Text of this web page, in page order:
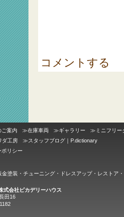
コメントする
ご案内 ≫在庫車両 ≫ギャラリー ≫ ミニフリー
ダ工房 ≫スタッフブログ｜P.dictionary
ポリシー
塗装・チューニング・ドレスアップ・レストア
式会社ピカデリーハウス
田16